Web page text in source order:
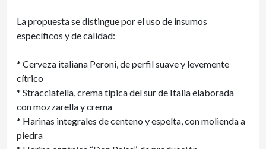
La propuesta se distingue por el uso de insumos
específicos y de calidad:
* Cerveza italiana Peroni, de perfil suave y levemente
cítrico
* Stracciatella, crema típica del sur de Italia elaborada
con mozzarella y crema
* Harinas integrales de centeno y espelta, con molienda a
piedra